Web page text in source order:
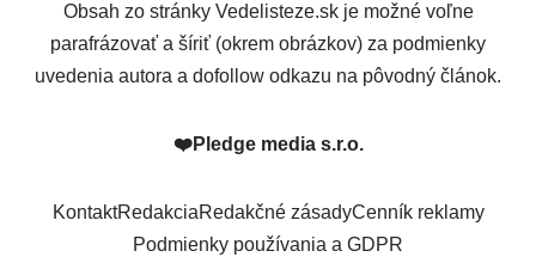
Obsah zo stránky Vedelisteze.sk je možné voľne
parafrázovať a šíriť (okrem obrázkov) za podmienky
uvedenia autora a dofollow odkazu na pôvodný článok.
❤️Pledge media s.r.o.
KontaktRedakciaRedakčné zásadyCenník reklamy
Podmienky používania a GDPR